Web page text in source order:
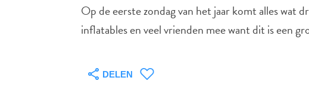
Op de eerste zondag van het jaar komt alles
inflatables en veel vrienden mee want dit is een
DELEN
Wanneer je iets op wil slaan om later nog eens te bekijken, klik op